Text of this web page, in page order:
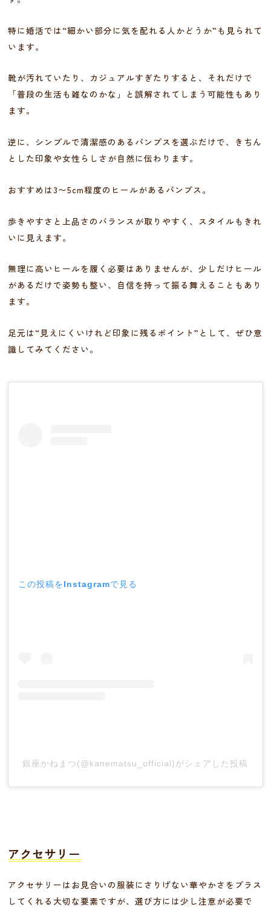
特に婚活では“細かい部分に気を配れる人かどうか”も見られて
います。
靴が汚れていたり、カジュアルすぎたりすると、それだけで
「普段の生活も雑なのかな」と誤解されてしまう可能性もあり
ます。
逆に、シンプルで清潔感のあるパンプスを選ぶだけで、きちん
とした印象や女性らしさが自然に伝わります。
おすすめは3〜5cm程度のヒールがあるパンプス。
歩きやすさと上品さのバランスが取りやすく、スタイルもきれ
いに見えます。
無理に高いヒールを履く必要はありませんが、少しだけヒール
があるだけで姿勢も整い、自信を持って振る舞えることもあり
ます。
足元は“見えにくいけれど印象に残るポイント”として、ぜひ意
識してみてください。
この投稿をInstagramで見る
銀座かねまつ(@kanematsu_official)がシェアした投稿
アクセサリー
アクセサリーはお見合いの服装にさりげない華やかさをプラス
してくれる大切な要素ですが、選び方には少し注意が必要で